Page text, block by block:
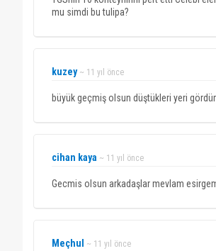
mu simdi bu tulipa?
kuzey ~ 11 yıl önce
büyük geçmiş olsun düştükleri yeri
cihan kaya ~ 11 yıl önce
Gecmis olsun arkadaşlar mevlam
Meçhul ~ 11 yıl önce